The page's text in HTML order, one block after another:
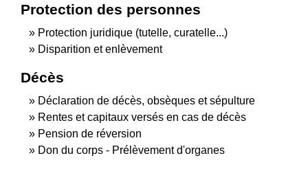
Protection des personnes
Protection juridique (tutelle, curatelle...)
Disparition et enlèvement
Décès
Déclaration de décès, obsèques et sépulture
Rentes et capitaux versés en cas de décès
Pension de réversion
Don du corps - Prélèvement d'organes